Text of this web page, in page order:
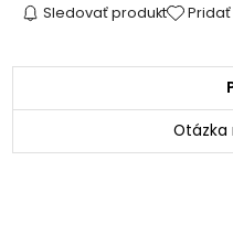
Sledovať produkt
Otázka